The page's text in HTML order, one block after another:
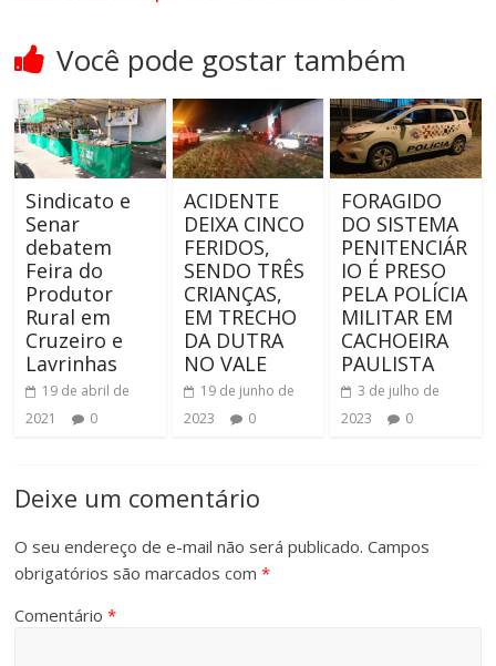
Você pode gostar também
Sindicato e
Senar
debatem
Feira do
Produtor
Rural em
Cruzeiro e
Lavrinhas
19 de abril de
2021
0
ACIDENTE
DEIXA CINCO
FERIDOS,
SENDO TRÊS
CRIANÇAS,
EM TRECHO
DA DUTRA
NO VALE
19 de junho de
2023
0
FORAGIDO
DO SISTEMA
PENITENCIÁR
IO É PRESO
PELA POLÍCIA
MILITAR EM
CACHOEIRA
PAULISTA
3 de julho de
2023
0
Deixe um comentário
O seu endereço de e-mail não será publicado. Campos
obrigatórios são marcados com*
Comentário*